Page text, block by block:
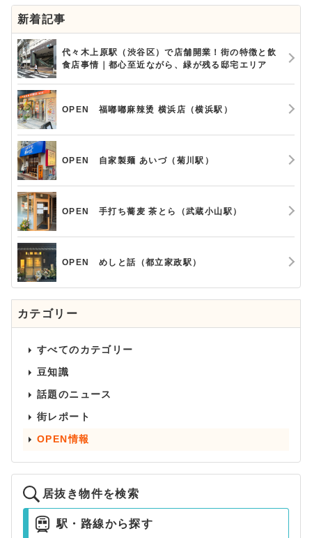
新着記事
代々木上原駅（渋谷区）で店舗開業！街の特徴と飲
食店事情｜都心至近ながら、緑が残る邸宅エリア
OPEN 福嘟嘟麻辣烫 横浜店（横浜駅）
OPEN 自家製麺 あいづ（菊川駅）
OPEN 手打ち蕎麦 茶とら（武蔵小山駅）
OPEN めしと話（都立家政駅）
カテゴリー
すべてのカテゴリー
豆知識
話題のニュース
街レポート
OPEN情報
居抜き物件を検索
駅・路線から探す